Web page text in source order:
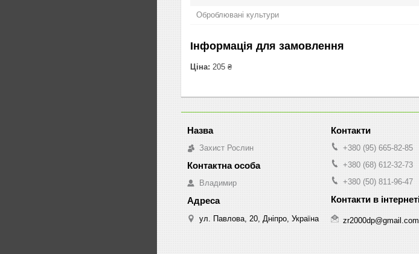
Оброблювані культури
Інформація для замовлення
Ціна: 205 ₴
Захист Рослин
Владимир
ул. Павлова, 20, Дніпро, Україна
+380 (95) 665-82-85
+380 (68) 612-32-73
+380 (50) 811-96-47
zr2000dp@gmail.com